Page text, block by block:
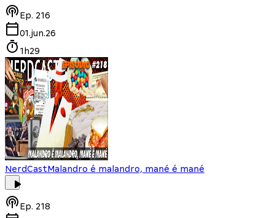
Ep. 216
01.jun.26
1h29
NerdCastMalandro é malandro, mané é mané
Ep. 218